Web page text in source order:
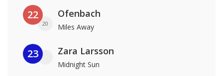
22
20
Ofenbach
Miles Away
23 Zara Larsson
Midnight Sun